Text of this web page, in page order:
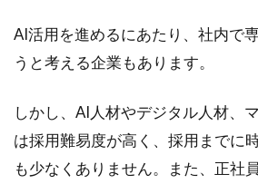
AI活用を進めるにあたり、社内で
うと考える企業もあります。
しかし、AI人材やデジタル人材、
は採用難易度が高く、採用までに
も少なくありません。また、正社